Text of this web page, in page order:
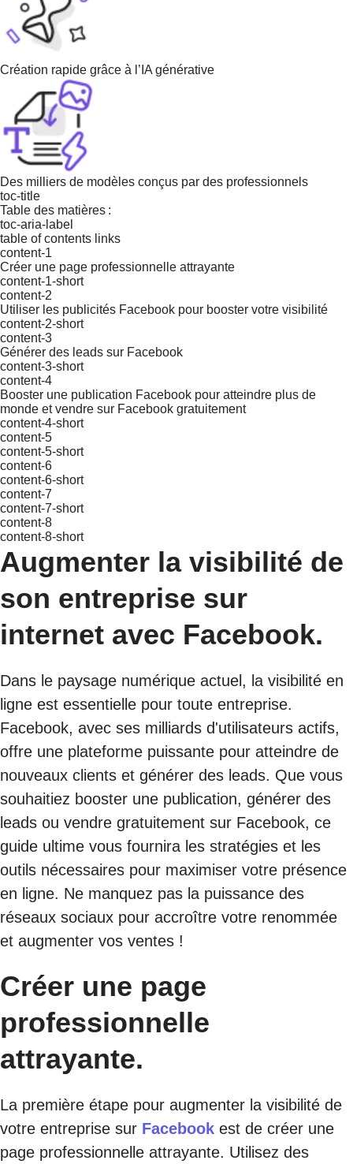
Création rapide grâce à l’IA générative
Des milliers de modèles conçus par des professionnels
toc-title
Table des matières :
toc-aria-label
table of contents links
content-1
Créer une page professionnelle attrayante
content-1-short
content-2
Utiliser les publicités Facebook pour booster votre visibilité
content-2-short
content-3
Générer des leads sur Facebook
content-3-short
content-4
Booster une publication Facebook pour atteindre plus de
monde et vendre sur Facebook gratuitement
content-4-short
content-5
content-5-short
content-6
content-6-short
content-7
content-7-short
content-8
content-8-short
Augmenter la visibilité de
son entreprise sur
internet avec Facebook.
Dans le paysage numérique actuel, la visibilité en
ligne est essentielle pour toute entreprise.
Facebook, avec ses milliards d'utilisateurs actifs,
offre une plateforme puissante pour atteindre de
nouveaux clients et générer des leads. Que vous
souhaitiez booster une publication, générer des
leads ou vendre gratuitement sur Facebook, ce
guide ultime vous fournira les stratégies et les
outils nécessaires pour maximiser votre présence
en ligne. Ne manquez pas la puissance des
réseaux sociaux pour accroître votre renommée
et augmenter vos ventes !
Créer une page
professionnelle
attrayante.
La première étape pour augmenter la visibilité de
votre entreprise sur Facebook est de créer une
page professionnelle attrayante. Utilisez des